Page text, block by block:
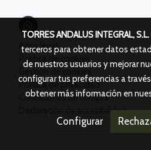
Aviso legal
Política de cookies
Política de privacidad
Condiciones de compra
Declaración de accesibilidad
TORRES ANDALUS INTEGRAL, S.L.
terceros para obtener datos
de nuestros usuarios y mejorar
configurar tus preferencias a
obtener más información en
Configurar